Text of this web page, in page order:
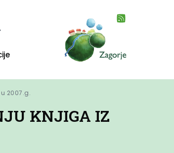
2007.g.
KNJIGA IZ